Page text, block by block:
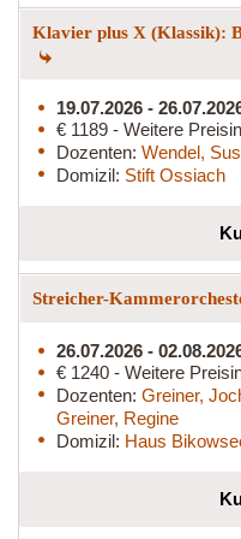
Klavier plus X (Klassik):
19.07.2026 -
€ 1189 - Weitere
Dozenten: Wendel,
Domizil: Stift Ossiach
Streicher-
26.07.2026 -
€ 1240 - Weitere
Dozenten: Greiner,
Greiner, Regine
Domizil: Haus